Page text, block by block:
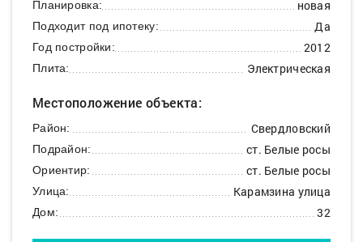
Планировка: новая
Подходит под ипотеку: Да
Год постройки: 2012
Плита: Электрическая
Местоположение объекта:
Район: Свердловский
Подрайон: ст. Белые росы
Ориентир: ст. Белые росы
Улица: Карамзина улица
Дом: 32